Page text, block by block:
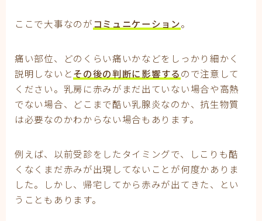
ここで大事なのがコミュニケーション。
痛い部位、どのくらい痛いかなどをしっかり細かく
説明しないとその後の判断に影響するので注意して
ください。乳房に赤みがまだ出ていない場合や高熱
でない場合、どこまで酷い乳腺炎なのか、抗生物質
は必要なのかわからない場合もあります。
例えば、以前受診をしたタイミングで、しこりも酷
くなくまだ赤みが出現してないことが何度かありま
した。しかし、帰宅してから赤みが出てきた、とい
うこともあります。